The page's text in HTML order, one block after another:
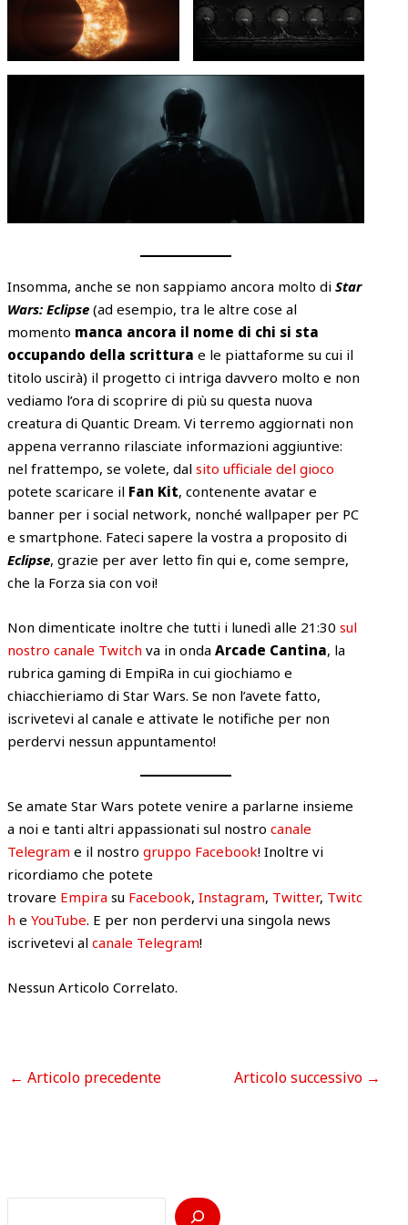
Insomma, anche se non sappiamo ancora molto diStar
Wars: Eclipse (ad esempio, tra le altre cose al
momento manca ancora il nome di chi si sta
occupando della scrittura e le piattaforme su cui il
titolo uscirà) il progetto ci intriga davvero molto e non
vediamo l’ora di scoprire di più su questa nuova
creatura di Quantic Dream. Vi terremo aggiornati non
appena verranno rilasciate informazioni aggiuntive:
nel frattempo, se volete, dalsito ufficiale del gioco
potete scaricare il Fan Kit, contenente avatar e
banner per i social network, nonché wallpaper per PC
e smartphone. Fateci sapere la vostra a proposito di
Eclipse, grazie per aver letto fin qui e, come sempre,
che la Forza sia con voi!
Non dimenticate inoltre che tutti i lunedì alle 21:30sul
nostro canale Twitch va in ondaArcade Cantina, la
rubrica gaming di EmpiRa in cui giochiamo e
chiacchieriamo di Star Wars. Se non l’avete fatto,
iscrivetevi al canale e attivate le notifiche per non
perdervi nessun appuntamento!
Se amate Star Wars potete venire a parlarne insieme
a noi e tanti altri appassionati sul nostrocanale
Telegram e il nostrogruppo Facebook! Inoltre vi
ricordiamo che potete
trovare Empira su Facebook,Instagram, Twitter, Twitc
h eYouTube. E per non perdervi una singola news
iscrivetevi alcanale Telegram!
Nessun Articolo Correlato.
← Articolo precedente Articolo successivo →